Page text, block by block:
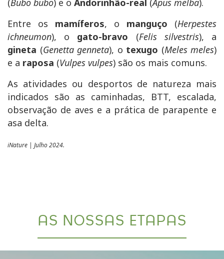
(Bubo bubo) e o Andorinhão-real (Apus melba).
Entre os mamíferos, o manguço (Herpestes
ichneumon), o gato-bravo (Felis silvestris), a
gineta (Genetta genneta), o texugo (Meles meles)
e a raposa (Vulpes vulpes) são os mais comuns.
As atividades ou desportos de natureza mais
indicados são as caminhadas, BTT, escalada,
observação de aves e a prática de parapente e
asa delta.
iNature | Julho 2024.
AS NOSSAS ETAPAS